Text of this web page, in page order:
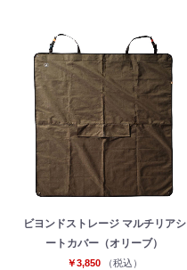
ビヨンドストレージ マルチリアシ
ートカバー（オリーブ）
￥3,850 （税込）